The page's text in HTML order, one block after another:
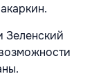
Зеленский